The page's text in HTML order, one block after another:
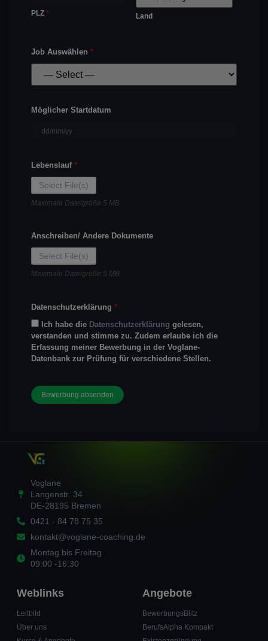
PLZ * Land
Job Auswählen *
Möglicher Startdatum
Lebenslauf *
Select File(s)
Maximale Dateigröße 5 MB
Anschreiben/ Andere Dokumente
Select File(s)
Maximale Dateigröße 5 MB
Datenschutzerklärung *
Ich habe die Datenschutzerklärung gelesen,
verstanden und stimme zu. Zudem erlaube ich die
Erfassung meiner Bewerbung in der Voglane-
Datenbank zur Prüfung für verschiedene Stellen.
Voglane
Langenstr. 34
DE-28195 Bremen
0421 - 84 78 75 35
kontakt@voglane-coaching.de
Montag bis Freitag
09:00 -16:30
Weblinks
Leitbild
Über uns
Angebote
BewerbungsBlitz
BerufsAlpha Kompakt